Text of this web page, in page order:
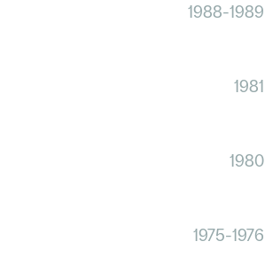
1988-1989
1981
1980
1975-1976